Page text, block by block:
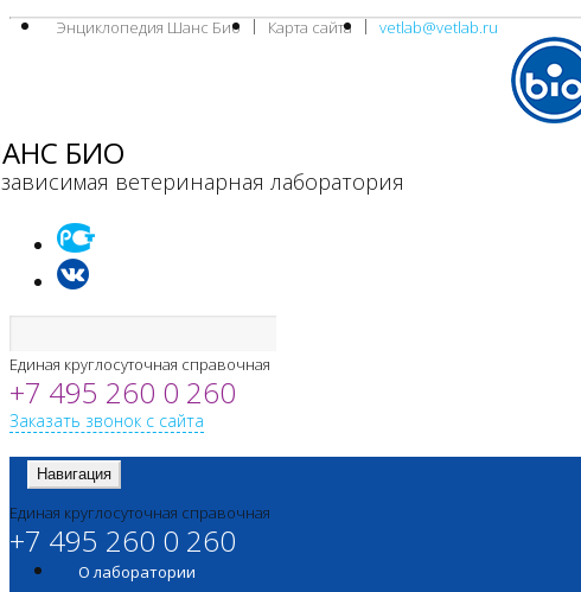
Энциклопедия Шанс Био Карта сайта vetlab@vetlab.ru
БИО
ветеринарная лаборатория
Единая круглосуточная справочная
+7 495 260 0 260
Заказать звонок с сайта
Навигация
Единая круглосуточная справочная
+7 495 260 0 260
О лаборатории